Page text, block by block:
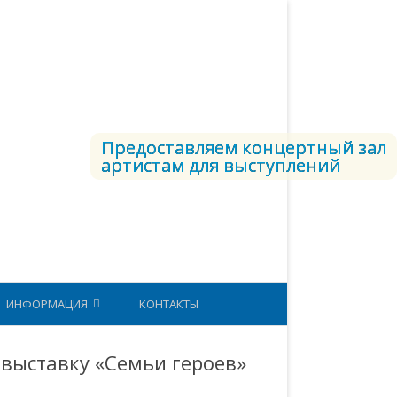
Предоставляем концертный зал
артистам для выступлений
МЕТОДИЧЕСКИЙ КАБИНЕТ
ИНФОРМАЦИЯ КОНТАКТЫ
«Семьи героев»